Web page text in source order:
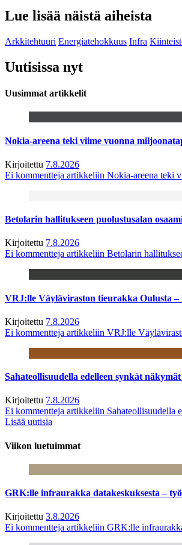
Lue lisää näistä aiheista
Arkkitehtuuri Energiatehokkuus Infra
Uutisissa nyt
Uusimmat artikkelit
Nokia-areena teki viime vuonna
Kirjoitettu 7.8.2026
Ei kommentteja artikkeliin Nokia-areena teki
Betolarin hallitukseen puolustusalan
Kirjoitettu 7.8.2026
Ei kommentteja artikkeliin Betolarin
VRJ:lle Väyläviraston tieurakka Oulusta
Kirjoitettu 7.8.2026
Ei kommentteja artikkeliin VRJ:lle
Sahateollisuudella edelleen synkät
Kirjoitettu 7.8.2026
Ei kommentteja artikkeliin Sahateollisuudella
Lisää uutisia
Viikon luetuimmat
GRK:lle infraurakka datakeskuksesta –
Kirjoitettu 3.8.2026
Ei kommentteja artikkeliin GRK:lle